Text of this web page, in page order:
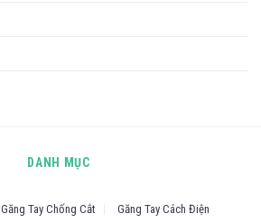
DANH MỤC
Găng Tay Chống Cắt
Găng Tay Cách Điện